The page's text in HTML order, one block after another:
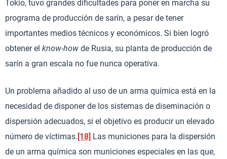
Tokio, tuvo grandes dificultades para poner en marcha su
programa de producción de sarín, a pesar de tener
importantes medios técnicos y económicos. Si bien logró
obtener el know-how de Rusia, su planta de producción de
sarín a gran escala no fue nunca operativa.
Un problema añadido al uso de un arma química está en la
necesidad de disponer de los sistemas de diseminación o
dispersión adecuados, si el objetivo es producir un elevado
número de víctimas. [18] Las municiones para la dispersión
de un arma química son municiones especiales en las que,